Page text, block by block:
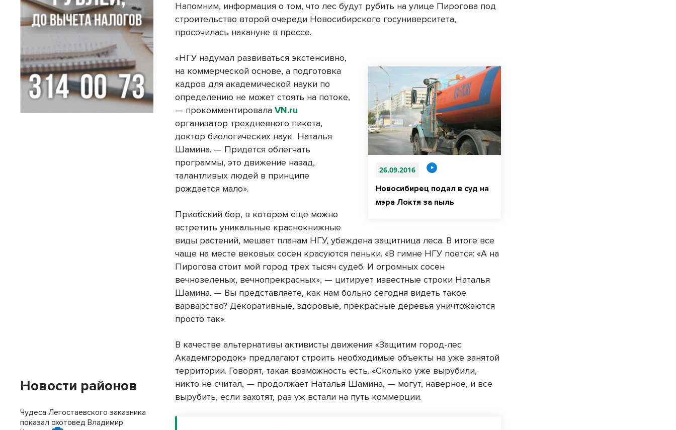
Напомним, информация о том, что лес будут рубить на улице Пирогова под
строительство второй очереди Новосибирского госуниверситета,
просочилась накануне в прессе.
26.09.2016
Новосибирец подал в суд на
мэра Локтя за пыль
«НГУ надумал развиваться экстенсивно,
на коммерческой основе, а подготовка
кадров для академической науки по
определению не может стоять на потоке,
— прокомментировалаVN.ru
организатор трехдневного пикета,
доктор биологических наук Наталья
Шамина. — Придется облегчать
программы, это движение назад,
талантливых людей в принципе
рождается мало».
Приобский бор, в котором еще можно
встретить уникальные краснокнижные
виды растений, мешает планам НГУ, убеждена защитница леса. В итоге все
чаще на месте вековых сосен красуются пеньки. «В гимне НГУ поется: «А на
Пирогова стоит мой город трех тысяч судеб. И огромных сосен
вечнозеленых, вечнопрекрасных», — цитирует известные строки Наталья
Шамина. — Вы представляете, как нам больно сегодня видеть такое
варварство? Декоративные, здоровые, прекрасные деревья уничтожаются
просто так».
В качестве альтернативы активисты движения «Защитим город-лес
Академгородок» предлагают строить необходимые объекты на уже занятой
территории. Говорят, такая возможность есть. «Сколько уже вырубили,
никто не считал, — продолжает Наталья Шамина, — могут, наверное, и все
вырубить, если захотят, раз уж встали на путь коммерции.
Новости районов
Чудеса Легостаевского заказника
показал охотовед Владимир